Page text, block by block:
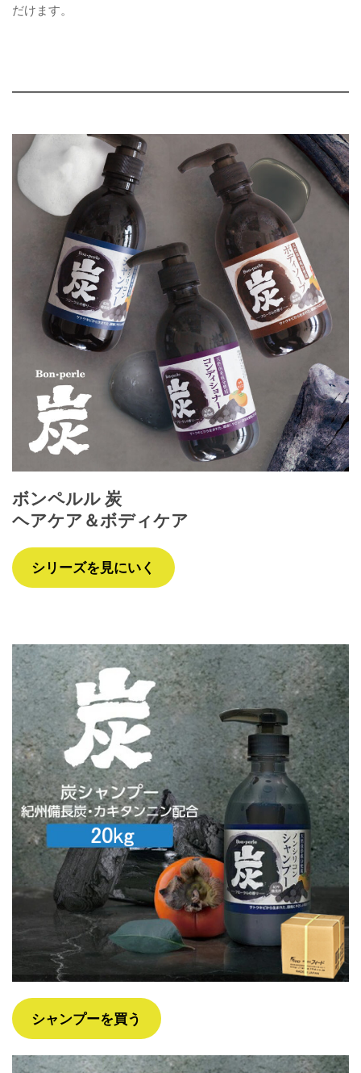
だけます。
ボンペルル 炭
ヘアケア＆ボディケア
シリーズを見にいく
シャンプーを買う